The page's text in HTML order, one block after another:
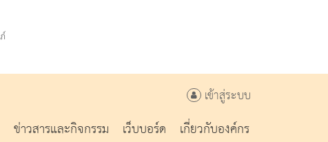
เข้าสู่ระบบ
ข่าวสารและกิจกรรม เว็บบอร์ด
เกี่ยวกับองค์กร